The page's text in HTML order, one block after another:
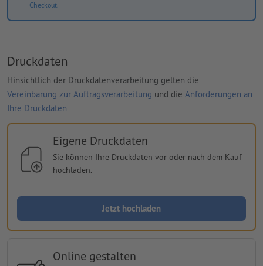
Checkout.
Druckdaten
Hinsichtlich der Druckdatenverarbeitung gelten die
Vereinbarung zur Auftragsverarbeitung und die Anforderungen an
Ihre Druckdaten
Eigene Druckdaten
Sie können Ihre Druckdaten vor oder nach dem Kauf
hochladen.
Jetzt hochladen
Online gestalten